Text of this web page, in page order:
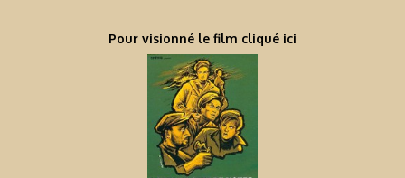
Pour visionné le film cliqué ici